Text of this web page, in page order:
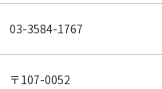
03-3584-1767
〒107-0052